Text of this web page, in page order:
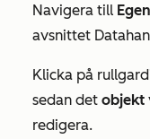
Navigera till
avsnittet
Klicka på
sedan det objekt
redigera.